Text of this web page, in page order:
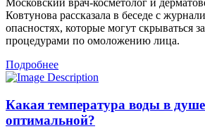
Московский врач-косметолог и
Ковтунова рассказала в беседе с
опасностях, которые могут скрываться
процедурами по омоложению лица.
Подробнее
Какая температура воды в душе
оптимальной?